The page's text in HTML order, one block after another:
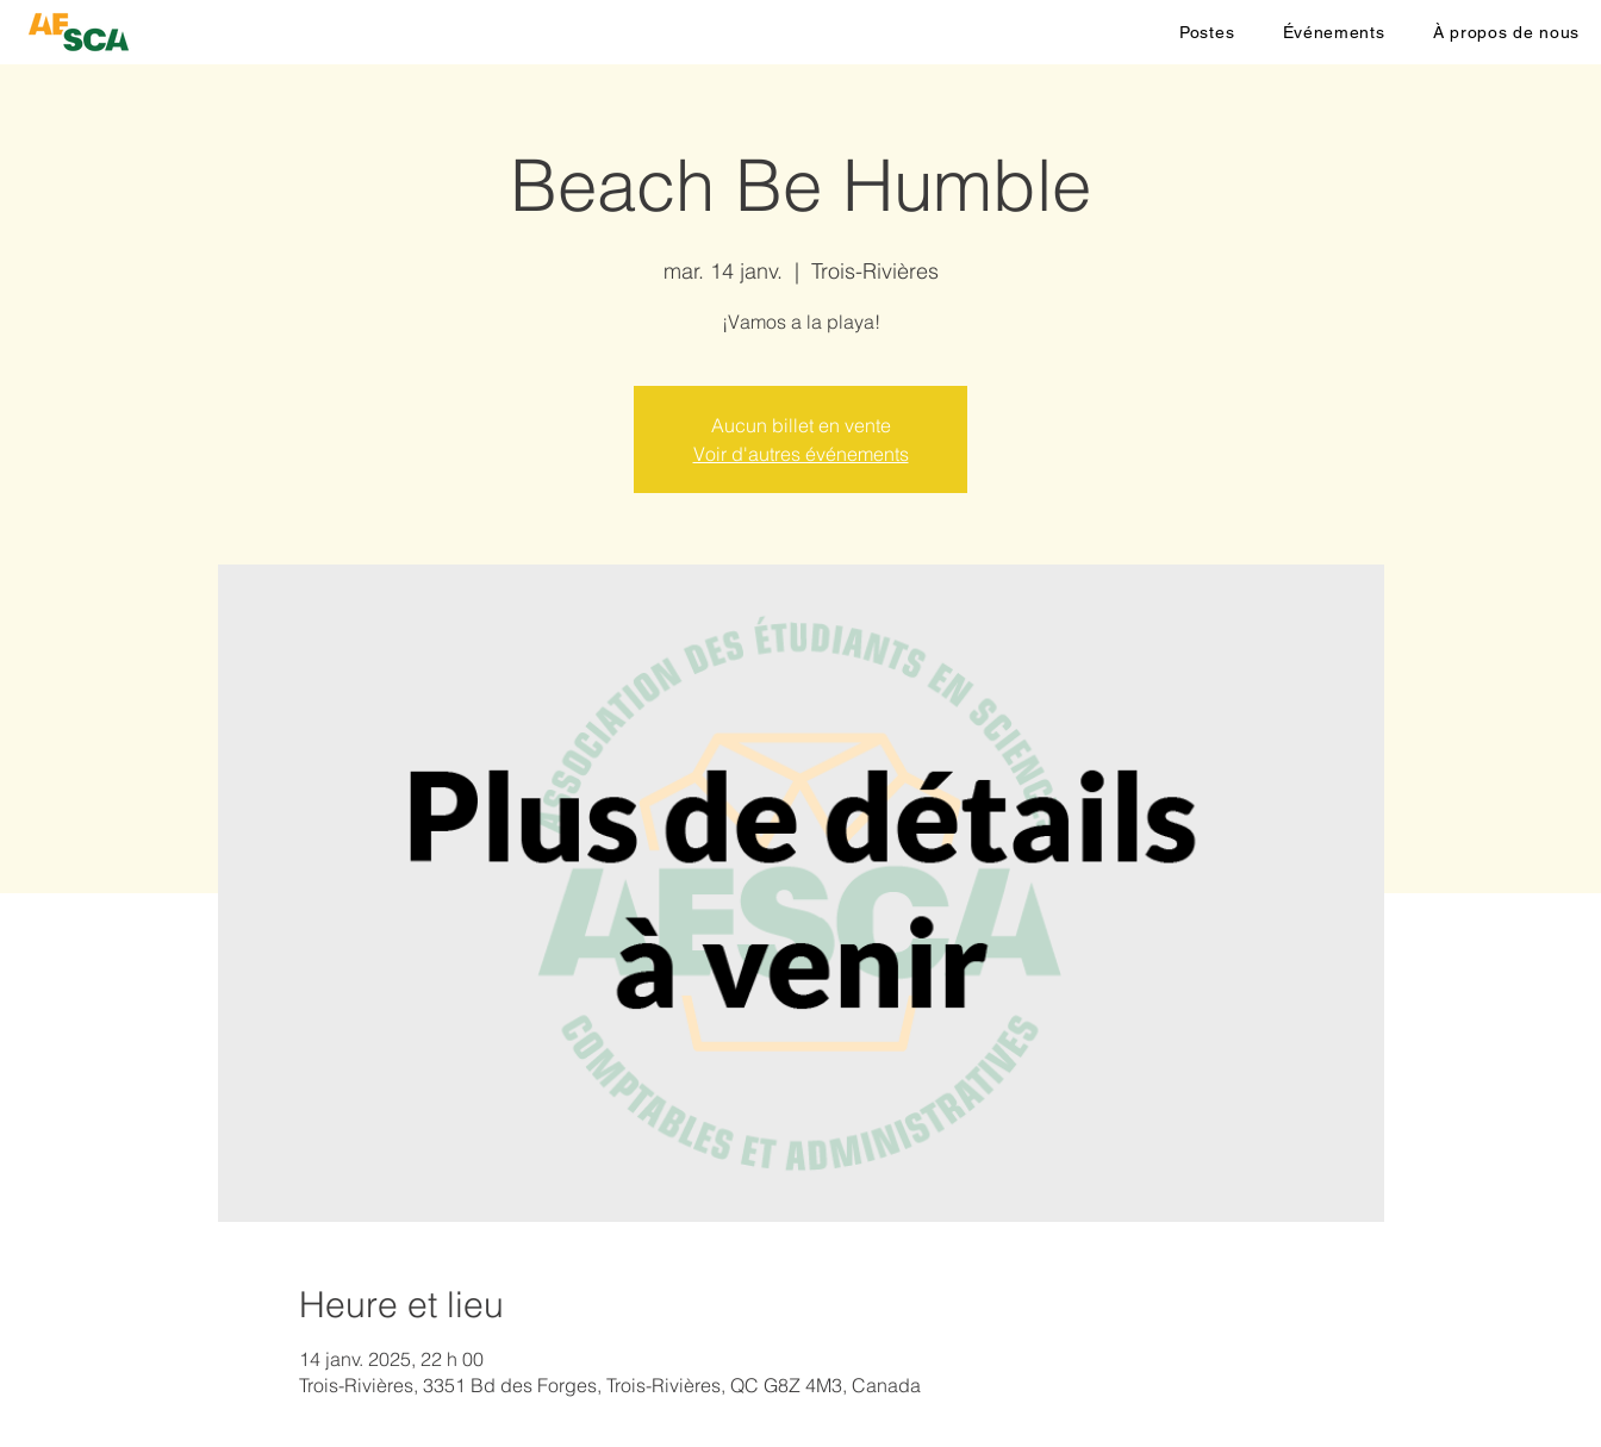
Postes Événements À propos de nous
Beach Be Humble
mar. 14 janv.
  |
Trois-Rivières
¡Vamos a la playa!
Aucun billet en vente
Voir d'autres événements
Heure et lieu
14 janv. 2025, 22 h 00
Trois-Rivières, 3351 Bd des Forges, Trois-Rivières, QC G8Z 4M3, Canada